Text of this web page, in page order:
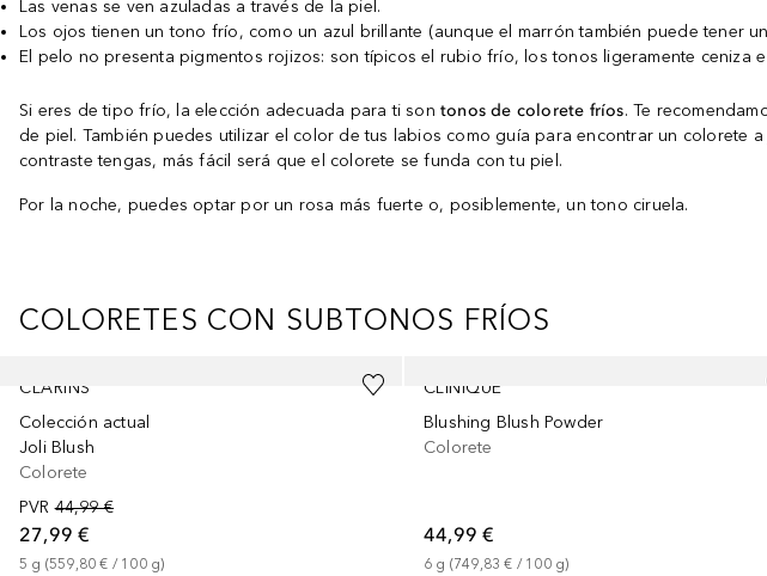
Las venas se ven azuladas a través de la piel.
Los ojos tienen un tono frío, como un azul brillante (aunque el marrón también puede tener
El pelo no presenta pigmentos rojizos: son típicos el rubio frío, los tonos ligeramente ceniza
Si eres de tipo frío, la elección adecuada para ti son tonos de colorete fríos. Te
de piel. También puedes utilizar el color de tus labios como guía para encontrar un
contraste tengas, más fácil será que el colorete se funda con tu piel.
Por la noche, puedes optar por un rosa más fuerte o, posiblemente, un tono ciruela.
COLORETES CON SUBTONOS FRÍOS
CLARINS
Colección actual
Joli Blush
Colorete
PVR 44,99 €
27,99 €
5 g (559,80 € / 100 g)
CLINIQUE
Blushing Blush Powder
Colorete
44,99 €
6 g (749,83 € / 100 g)